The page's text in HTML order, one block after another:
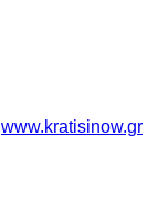
www.kratisinow.gr